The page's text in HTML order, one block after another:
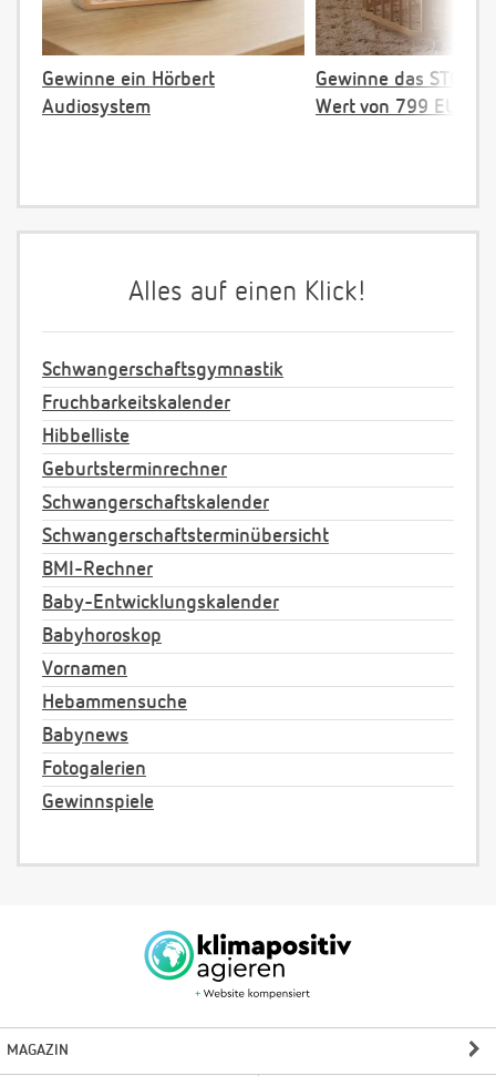
Gewinne ein Hörbert
Audiosystem
Gewinne das
Wert von 799 EUR
Alles auf einen Klick!
Schwangerschaftsgymnastik
Fruchbarkeitskalender
Hibbelliste
Geburtsterminrechner
Schwangerschaftskalender
Schwangerschaftsterminübersicht
BMI-Rechner
Baby-Entwicklungskalender
Babyhoroskop
Vornamen
Hebammensuche
Babynews
Fotogalerien
Gewinnspiele
MAGAZIN